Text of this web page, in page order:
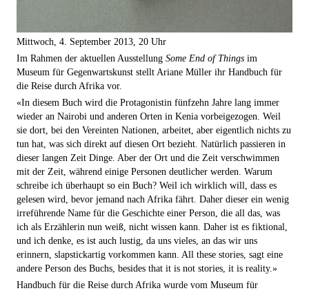
Mittwoch, 4. September 2013, 20 Uhr
Im Rahmen der aktuellen Ausstellung Some End of Things im
Museum für Gegenwartskunst stellt Ariane Müller ihr Handbuch für
die Reise durch Afrika vor.
«In diesem Buch wird die Protagonistin fünfzehn Jahre lang immer
wieder an Nairobi und anderen Orten in Kenia vorbeigezogen. Weil
sie dort, bei den Vereinten Nationen, arbeitet, aber eigentlich nichts zu
tun hat, was sich direkt auf diesen Ort bezieht. Natürlich passieren in
dieser langen Zeit Dinge. Aber der Ort und die Zeit verschwimmen
mit der Zeit, während einige Personen deutlicher werden. Warum
schreibe ich überhaupt so ein Buch? Weil ich wirklich will, dass es
gelesen wird, bevor jemand nach Afrika fährt. Daher dieser ein wenig
irreführende Name für die Geschichte einer Person, die all das, was
ich als Erzählerin nun weiß, nicht wissen kann. Daher ist es fiktional,
und ich denke, es ist auch lustig, da uns vieles, an das wir uns
erinnern, slapstickartig vorkommen kann. All these stories, sagt eine
andere Person des Buchs, besides that it is not stories, it is reality.»
Handbuch für die Reise durch Afrika wurde vom Museum für